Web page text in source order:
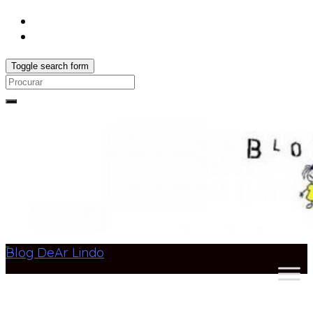
Toggle search form
Search
Blog DeAr Lindo